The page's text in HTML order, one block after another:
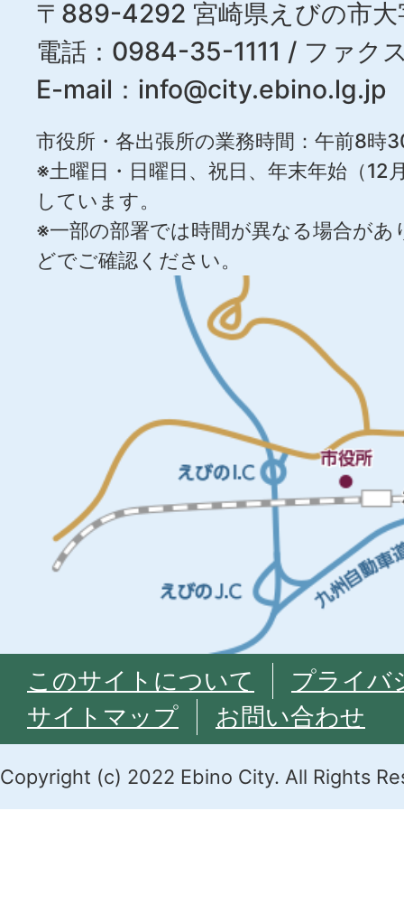
〒889-4292 宮崎県えびの市大
電話：0984-35-1111 / ファ
E-mail： info@city.ebino.lg.jp
市役所・各出張所の業務時間：午前8時
※土曜日・日曜日、祝日、年末年始（12
しています。
※一部の部署では時間が異なる場合が
どでご確認ください。
このサイトについて
プライバ
サイトマップ
お問い合わせ
Copyright (c) 2022 Ebino City. All Rights